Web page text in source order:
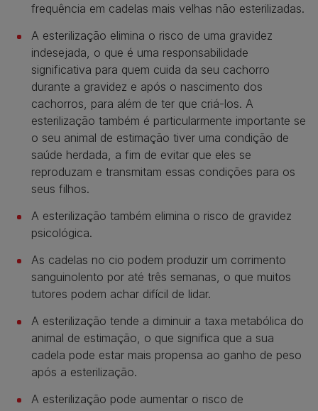
frequência em cadelas mais velhas não esterilizadas.
A esterilização elimina o risco de uma gravidez
indesejada, o que é uma responsabilidade
significativa para quem cuida da seu cachorro
durante a gravidez e após o nascimento dos
cachorros, para além de ter que criá-los. A
esterilização também é particularmente importante se
o seu animal de estimação tiver uma condição de
saúde herdada, a fim de evitar que eles se
reproduzam e transmitam essas condições para os
seus filhos.
A esterilização também elimina o risco de gravidez
psicológica.
As cadelas no cio podem produzir um corrimento
sanguinolento por até três semanas, o que muitos
tutores podem achar difícil de lidar.
A esterilização tende a diminuir a taxa metabólica do
animal de estimação, o que significa que a sua
cadela pode estar mais propensa ao ganho de peso
após a esterilização.
A esterilização pode aumentar o risco de